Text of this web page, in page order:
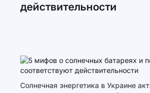
действительности
Солнечная энергетика в Украине